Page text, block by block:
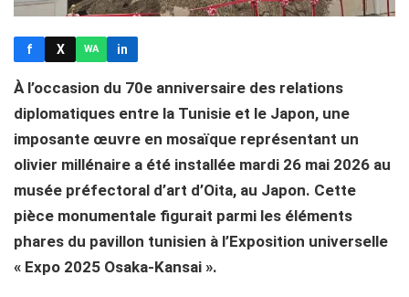
f X WA in
À l’occasion du 70e anniversaire des relations
diplomatiques entre la Tunisie et le Japon, une
imposante œuvre en mosaïque représentant un
olivier millénaire a été installée mardi 26 mai 2026 au
musée préfectoral d’art d’Oita, au Japon. Cette
pièce monumentale figurait parmi les éléments
phares du pavillon tunisien à l’Exposition universelle
« Expo 2025 Osaka-Kansai ».